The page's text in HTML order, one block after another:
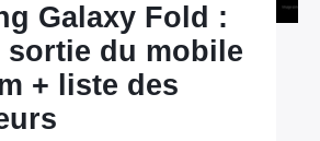
Galaxy Fold :
sortie du mobile
+ liste des